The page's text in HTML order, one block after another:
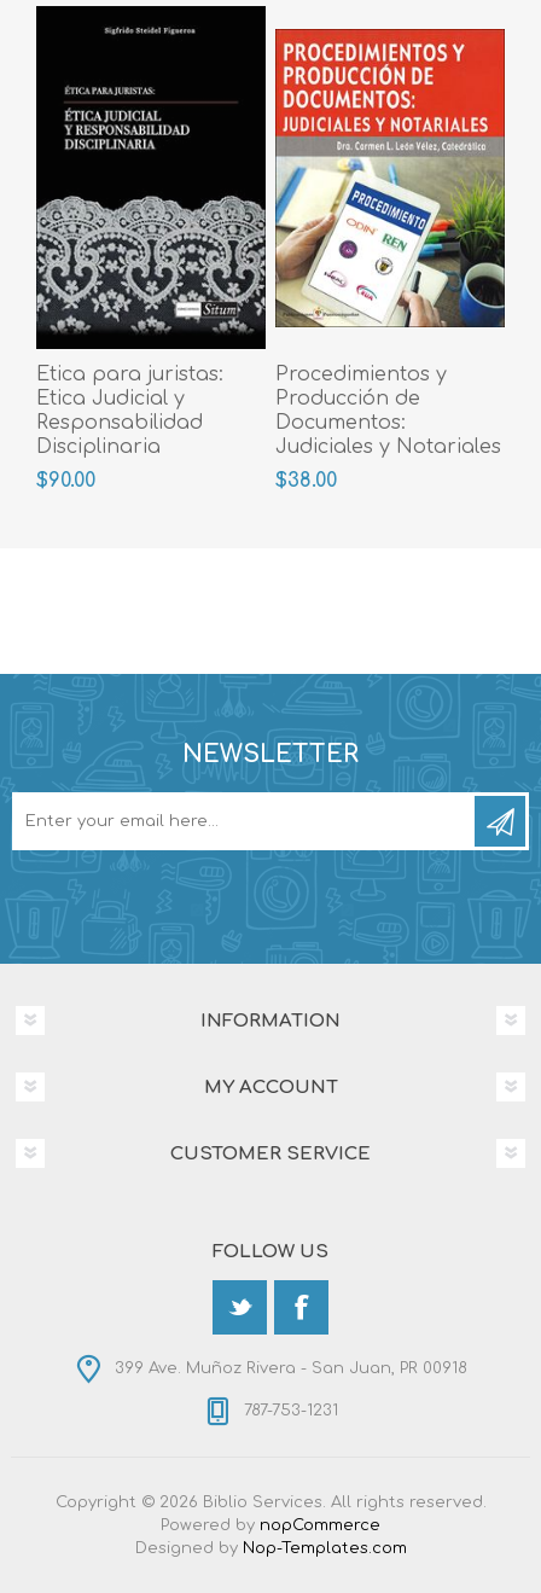
Etica para juristas:
Etica Judicial y
Responsabilidad
Disciplinaria
$90.00
Procedimientos y
Producción de
Documentos:
Judiciales y Notariales
$38.00
NEWSLETTER
INFORMATION
MY ACCOUNT
CUSTOMER SERVICE
FOLLOW US
399 Ave. Muñoz Rivera - San Juan, PR 00918
787-753-1231
Copyright © 2026 Biblio Services. All rights reserved.
Powered by nopCommerce
Designed by Nop-Templates.com